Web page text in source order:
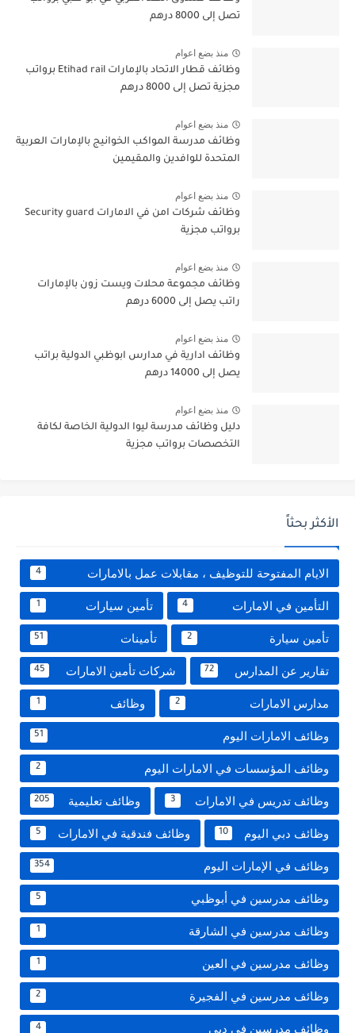
تصل إلى 8000 درهم
منذ بضع اعوام
وظائف قطار الاتحاد بالإمارات Etihad rail برواتب
مجزية تصل إلى 8000 درهم
منذ بضع اعوام
وظائف مدرسة المواكب الخوانيج بالإمارات العربية
المتحدة للوافدين والمقيمين
منذ بضع اعوام
وظائف شركات امن في الامارات Security guard
برواتب مجزية
منذ بضع اعوام
وظائف مجموعة محلات ويست زون بالإمارات
راتب يصل إلى 6000 درهم
منذ بضع اعوام
وظائف ادارية في مدارس ابوظبي الدولية براتب
يصل إلى 14000 درهم
منذ بضع اعوام
دليل وظائف مدرسة ليوا الدولية الخاصة لكافة
التخصصات برواتب مجزية
الأكثر بحثاً
الايام المفتوحة للتوظيف ، مقابلات عمل بالامارات 4
التأمين في الامارات 4 تأمين سيارات 1
تأمين سيارة 2 تأمينات 51
تقارير عن المدارس 72 شركات تأمين الامارات 45
مدارس الامارات 2 وظائف 1
وظائف الامارات اليوم 51
وظائف المؤسسات في الامارات اليوم 2
وظائف تدريس في الامارات 3 وظائف تعليمية 205
وظائف دبي اليوم 10 وظائف فندقية في الامارات 5
وظائف في الإمارات اليوم 354
وظائف مدرسين في أبوظبي 5
وظائف مدرسين في الشارقة 1
وظائف مدرسين في العين 1
وظائف مدرسين في الفجيرة 2
وظائف مدرسين في دبي 4